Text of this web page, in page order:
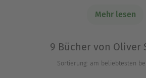
spielt die gesamte Klaviatur des
Messe-Events nur allzu gerne
Mehr lesen
9 Bücher von Oliver
Sortierung: am beliebtesten